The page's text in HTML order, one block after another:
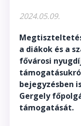
2024.05.09.
a diákok és a
fővárosi
bejegyzésben
Gergely
támogatását.